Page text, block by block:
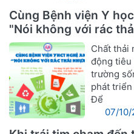
Cùng Bệnh viện Y
"Nói không với rác
Chất thải
động tiêu
trường
phát
Để
07/10/